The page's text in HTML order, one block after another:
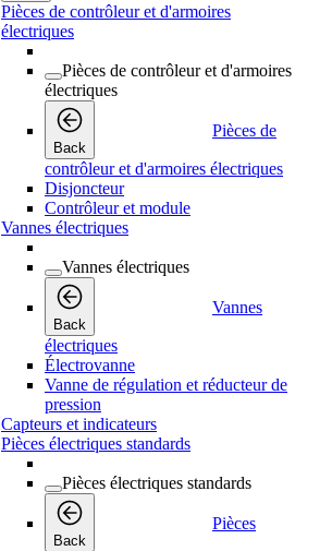
Pièces de contrôleur et d'armoires
électriques
Pièces de contrôleur et d'armoires
électriques
Back
Pièces de
contrôleur et d'armoires électriques
Disjoncteur
Contrôleur et module
Vannes électriques
Vannes électriques
Back
Vannes
électriques
Électrovanne
Vanne de régulation et réducteur de
pression
Capteurs et indicateurs
Pièces électriques standards
Pièces électriques standards
Back
Pièces